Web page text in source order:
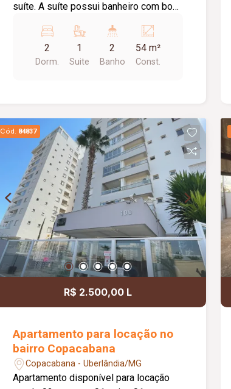
suíte. A suíte possui banheiro com box
equipada com cooktop e suggar, área
de serviço, 01 banheiro social e 02
vagas de estacionamento.
2
Dorm.
1
Suite
2
Banho
54 m²
Const.
Cód. 84837
R$ 2.500,00 L
Apartamento para locação no
bairro Copacabana
Copacabana - Uberlândia/MG
Apartamento disponível para locação